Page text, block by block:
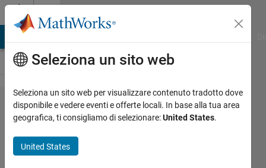
Vai al contenuto
Problem
1323.
Alternating
sum
Seleziona un sito web
Seleziona un sito web per visualizzare contenuto tradotto dove
disponibile e vedere eventi e offerte locali. In base alla tua area
geografica, ti consigliamo di selezionare:United States.
United States